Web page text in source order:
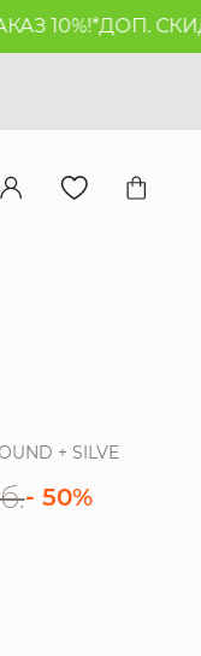
ДОП.
+ SILVE
- 50%